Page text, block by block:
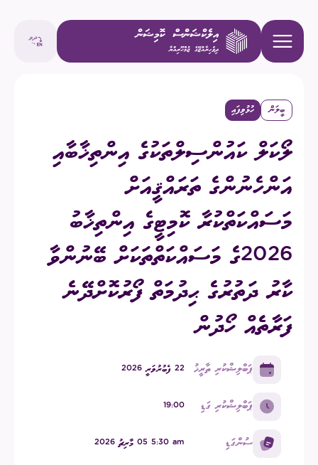
ބީލަން ހުޅުވިފައި
ލޯކަލް ކައުންސިލްތަކުގެ އިންތިޚާބާއި
އަންހެނުންގެ ތަރައްޤީއަށް
މަސައްކަތްކުރާ ކޮމިޓީގެ އިންތިޚާބު
2026ގެ މަސައްކަތްތަކަށް ބޭނުންވާ
ކާރު ދަތުރުގެ ޙިދުމަތް ފޯރުކޮށްދޭނެ
ފަރާތެއް ހޯދުން
ޕަބްލިޝްކުރި ތާރީޚު 22 ފެބުރުވަރީ 2026
ޕަބްލިޝްކުރި ގަޑި 19:00
ސުންގަޑި am ⁧5:30 05 މާރިޗު 2026